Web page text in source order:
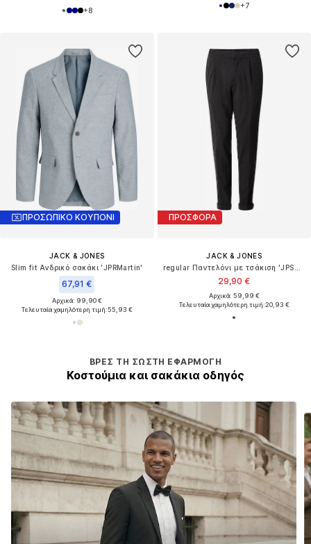
+8
+7
ΠΡΟΣΩΠΙΚΟ ΚΟΥΠΟΝΙ
JACK & JONES
Slim fit Ανδρικό σακάκι 'JPRMartin'
67,91 €
Αρχικά: 99,90 €
Τελευταία χαμηλότερη τιμή:55,93 €
ΠΡΟΣΦΟΡΑ
JACK & JONES
29,90 €
Αρχικά: 59,99 €
Τελευταία χαμηλότερη τιμή:20,93 €
ΒΡΕΣ ΤΗ ΣΩΣΤΉ ΕΦΑΡΜΟΓΉ
Κοστούμια και σακάκια οδηγός